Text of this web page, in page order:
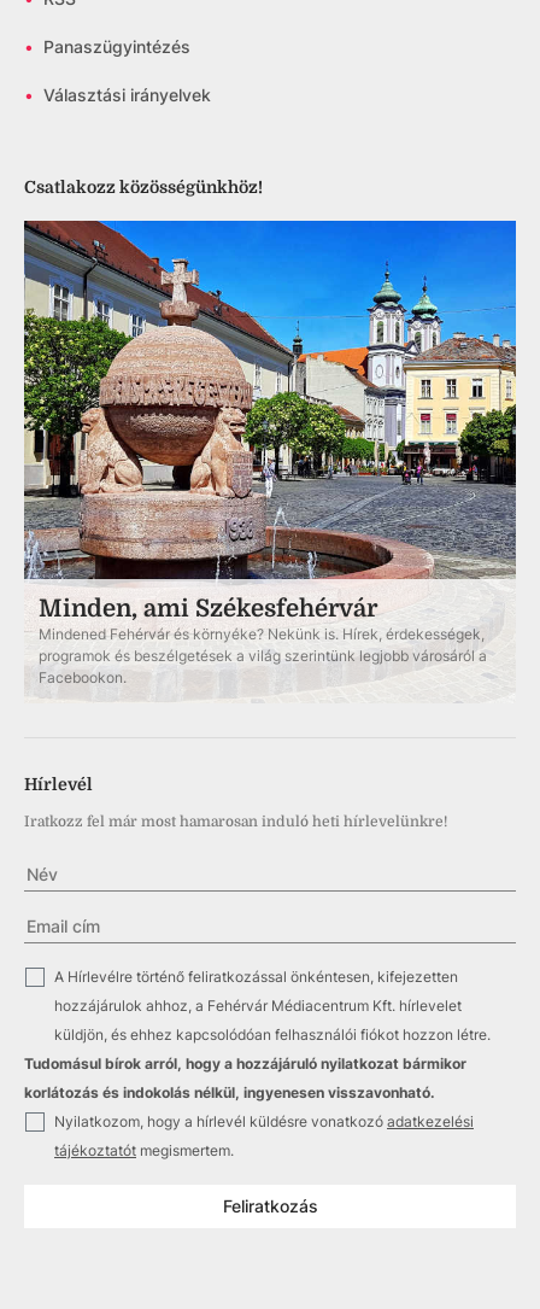
• Panaszügyintézés
• Választási irányelvek
Csatlakozz közösségünkhöz!
Minden, ami Székesfehérvár
Mindened Fehérvár és környéke? Nekünk is. Hírek, érdekességek,
programok és beszélgetések a világ szerintünk legjobb városáról a
Facebookon.
Hírlevél
Iratkozz fel már most hamarosan induló heti hírlevelünkre!
A Hírlevélre történő feliratkozással önkéntesen, kifejezetten
hozzájárulok ahhoz, a Fehérvár Médiacentrum Kft. hírlevelet
küldjön, és ehhez kapcsolódóan felhasználói fiókot hozzon létre.
Tudomásul bírok arról, hogy a hozzájáruló nyilatkozat bármikor
korlátozás és indokolás nélkül, ingyenesen visszavonható.
Nyilatkozom, hogy a hírlevél küldésre vonatkozó adatkezelési
tájékoztatót megismertem.
Feliratkozás